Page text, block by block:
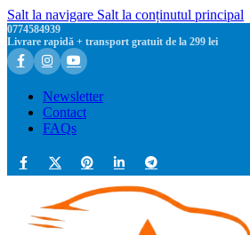
Salt la navigare Salt la conținutul principal
0774584939
Livrare rapidă + transport gratuit de la 299 lei
Newsletter
Contact
FAQs